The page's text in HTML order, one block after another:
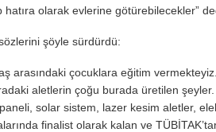
hatıra olarak evlerine götürebilecekler”
şöyle sürdürdü:
arasındaki çocuklara eğitim
aletlerin çoğu burada üretilen
solar sistem, lazer kesim aletler,
finalist olarak kalan ve